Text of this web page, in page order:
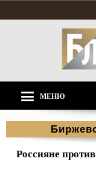
МЕНЮ
Россияне